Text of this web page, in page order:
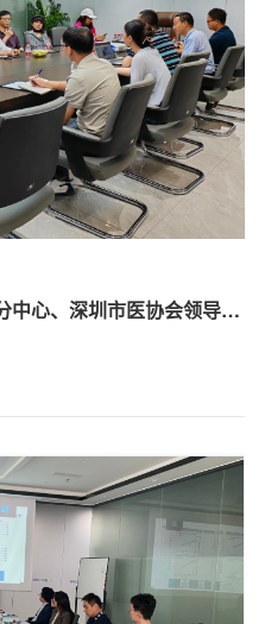
国家药监局医疗器械大湾区分中心、深圳市医协会领导来访青澜生物，共同探讨微针技术创新与发展